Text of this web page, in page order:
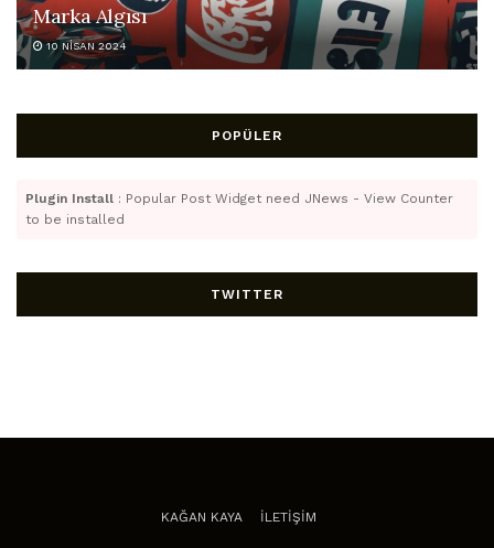
Marka Algısı
10 NISAN 2024
POPÜLER
Plugin Install : Popular Post Widget need JNews - View Counter
to be installed
TWITTER
KAĞAN KAYA İLETİŞİM